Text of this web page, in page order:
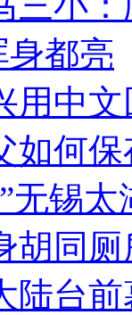
身都亮
用中
如何
无锡
胡同
陆台